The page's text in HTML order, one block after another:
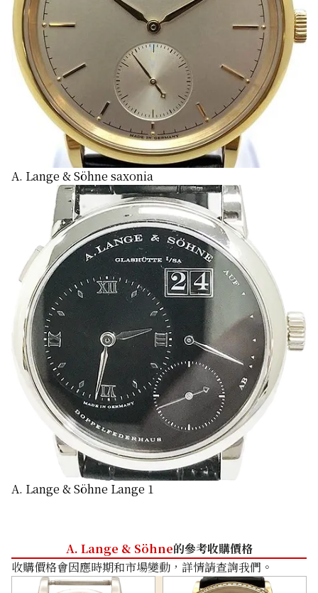
推廣活動進行中！
A. Lange & Söhne saxonia
A. Lange & Söhne Lange 1
A. Lange & Söhne的參考收購價格
收購價格會因應時期和市場變動，詳情請查詢我們。